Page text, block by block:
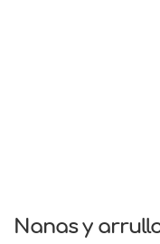
Nanas y